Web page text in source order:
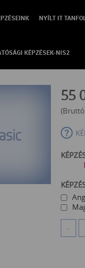
NYÍLT IT
KÉPZÉSEK-NIS2
55
-